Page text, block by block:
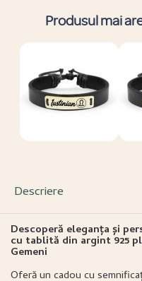
Produsul mai
Descriere
Descoperă eleganța și
cu tablită din argint 925
Gemeni
Oferă un cadou cu